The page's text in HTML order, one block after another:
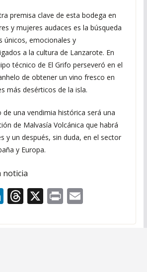
premisa clave de esta bodega en
y mujeres audaces es la búsqueda
únicos, emocionales y
a la cultura de Lanzarote. En
técnico de El Grifo perseveró en el
de obtener un vino fresco en
más desérticos de la isla.
de una vendimia histórica será una
de Malvasía Volcánica que habrá
y un después, sin duda, en el sector
y Europa.
noticia
Li
k
T
re
X Pr
t
E
ai